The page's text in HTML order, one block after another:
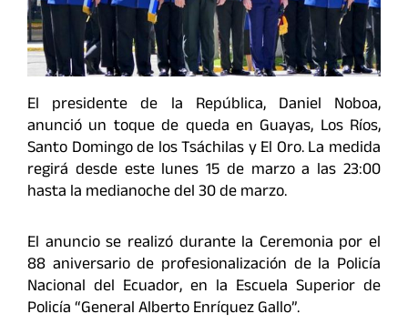
El presidente de la República, Daniel Noboa,
anunció un toque de queda en Guayas, Los Ríos,
Santo Domingo de los Tsáchilas y El Oro. La medida
regirá desde este lunes 15 de marzo a las 23:00
hasta la medianoche del 30 de marzo.
El anuncio se realizó durante la Ceremonia por el
88 aniversario de profesionalización de la Policía
Nacional del Ecuador, en la Escuela Superior de
Policía “General Alberto Enríquez Gallo”.